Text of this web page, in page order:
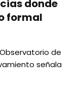
donde
formal
de
señala